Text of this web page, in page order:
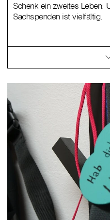
Schenk ein zweites Leben:
Sachspenden ist vielfältig.